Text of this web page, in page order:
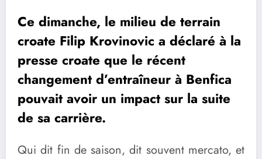
Ce dimanche, le milieu de terrain
croate Filip Krovinovic a déclaré à la
presse croate que le récent
changement d’entraîneur à Benfica
pouvait avoir un impact sur la suite
de sa carrière.
Qui dit fin de saison, dit souvent mercato, et